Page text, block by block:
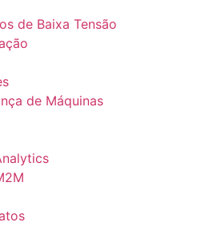
de Baixa Tensão
de Máquinas